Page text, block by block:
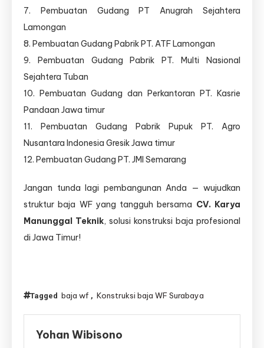
7. Pembuatan Gudang PT Anugrah Sejahtera
Lamongan
8. Pembuatan Gudang Pabrik PT. ATF Lamongan
9. Pembuatan Gudang Pabrik PT. Multi Nasional
Sejahtera Tuban
10. Pembuatan Gudang dan Perkantoran PT. Kasrie
Pandaan Jawa timur
11. Pembuatan Gudang Pabrik Pupuk PT. Agro
Nusantara Indonesia Gresik Jawa timur
12. Pembuatan Gudang PT. JMI Semarang
Jangan tunda lagi pembangunan Anda — wujudkan
struktur baja WF yang tangguh bersama CV. Karya
Manunggal Teknik, solusi konstruksi baja profesional
di Jawa Timur!
Tagged baja wf , Konstruksi baja WF Surabaya
Yohan Wibisono